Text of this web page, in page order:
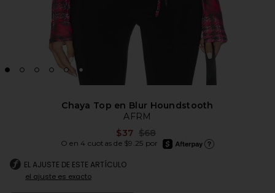
Chaya Top en Blur Houndstooth
AFRM
$37 Previous price:
$68
O en 4 cuotas de $9.25 por
afterpay
EL AJUSTE DE ESTE ARTÍCULO
el ajuste es exacto